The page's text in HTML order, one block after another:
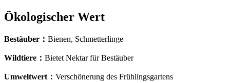
Ökologischer Wert
Bestäuber ： Bienen, Schmetterlinge
Wildtiere ： Bietet Nektar für Bestäuber
Umweltwert ： Verschönerung des Frühlingsgartens